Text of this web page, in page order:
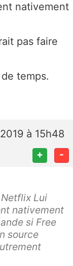
nativement
pas faire
temps.
à 15h48
+ -
Lui
nativement
si Free
source